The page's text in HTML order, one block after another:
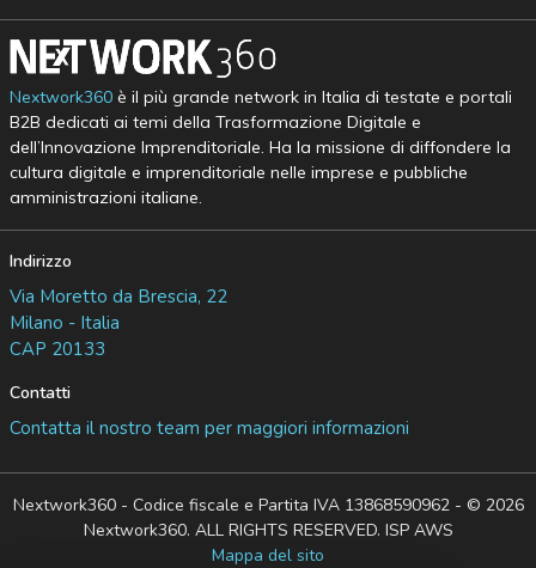
Nextwork360è il più grande network in Italia di testate e portali
B2B dedicati ai temi della Trasformazione Digitale e
dell’Innovazione Imprenditoriale. Ha la missione di diffondere la
cultura digitale e imprenditoriale nelle imprese e pubbliche
amministrazioni italiane.
Indirizzo
Via Moretto da Brescia, 22
Milano - Italia
CAP 20133
Contatti
Contatta il nostro team per maggiori informazioni
Nextwork360 - Codice fiscale e Partita IVA 13868590962 - © 2026
Nextwork360. ALL RIGHTS RESERVED. ISP AWS
Mappa del sito